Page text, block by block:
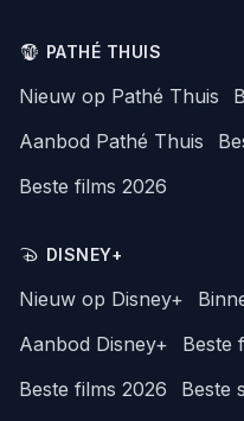
PATHÉ THUIS
Nieuw op Pathé Thuis
Aanbod Pathé Thuis
Beste films 2026
DISNEY+
Nieuw op Disney+
Aanbod Disney+
Beste
Beste films 2026
Beste